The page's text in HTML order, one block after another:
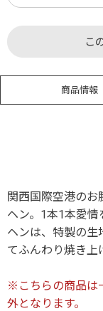
こ
商品情報
関西国際空港のお
ヘン。1本1本愛
ヘンは、特製の生
てふんわり焼き上
※こちらの商品は
外となります。